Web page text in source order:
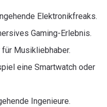
Elektronikfreaks.
Gaming-Erlebnis.
Musikliebhaber.
eine Smartwatch oder
Ingenieure.